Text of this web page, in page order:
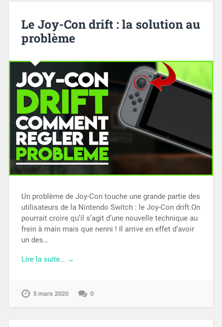
Le Joy-Con drift : la solution au
problème
Un problème de Joy-Con touche une grande partie des
utilisateurs de la Nintendo Switch : le Joy-Con drift.On
pourrait croire qu’il s’agit d’une nouvelle technique au
frein à main mais que nenni ! Il arrive en effet d’avoir
un des…
Lire la suite… →
5 mars 2020 0